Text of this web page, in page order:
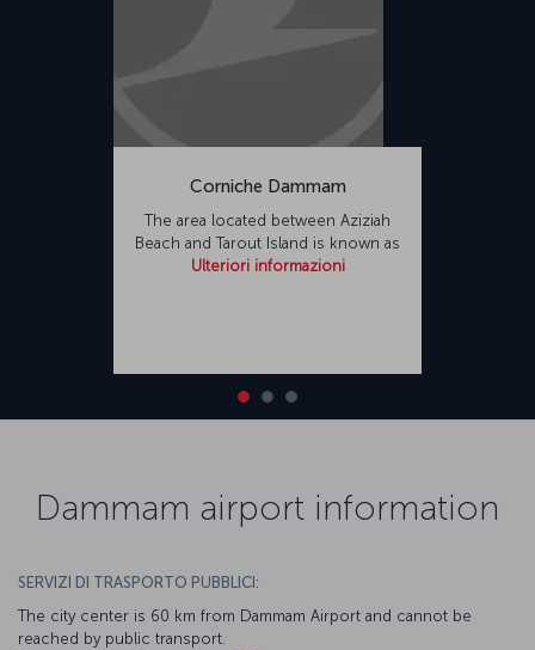
Corniche Dammam
The area located between Aziziah
Beach and Tarout Island is known as
Ulteriori informazioni
Dammam airport information
SERVIZI DI TRASPORTO PUBBLICI:
The city center is 60 km from Dammam Airport and cannot be
reached by public transport.